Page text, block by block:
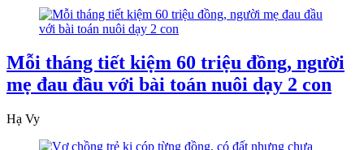
Mỗi tháng tiết kiệm 60 triệu đồng, người
mẹ đau đầu với bài toán nuôi dạy 2 con
Hạ Vy